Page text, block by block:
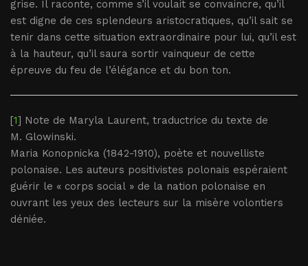
grise. Il raconte, comme s’il voulait se convaincre, qu’il
est digne de ces splendeurs aristocratiques, qu’il sait se
tenir dans cette situation extraordinaire pour lui, qu’il est
à la hauteur, qu’il saura sortir vainqueur de cette
épreuve du feu de l’élégance et du bon ton.
[1] Note de Maryla Laurent, traductrice du texte de
M. Glowinski.
Maria Konopnicka (1842-1910), poète et nouvelliste
polonaise. Les auteurs positivistes polonais espéraient
guérir le « corps social » de la nation polonaise en
ouvrant les yeux des lecteurs sur la misère volontiers
déniée.